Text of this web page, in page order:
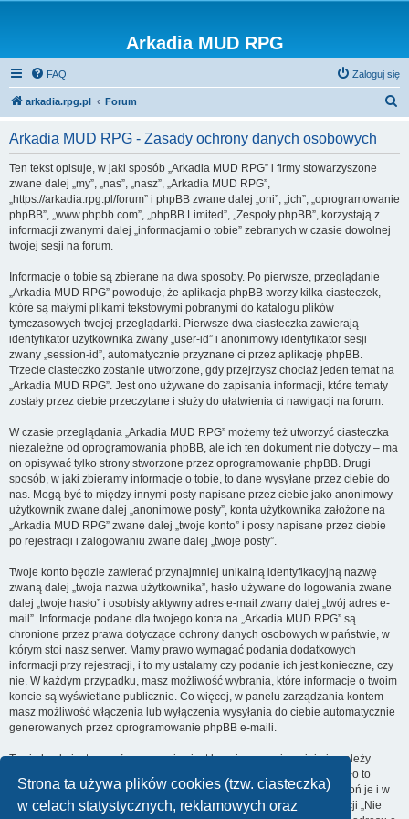
Strona ta używa plików cookies (tzw. ciasteczka)
w celach statystycznych, reklamowych oraz
Arkadia MUD RPG
FAQ Zaloguj się
arkadia.rpg.pl Forum
Arkadia MUD RPG - Zasady ochrony danych osobowych
Ten tekst opisuje, w jaki sposób „Arkadia MUD RPG” i firmy stowarzyszone
zwane dalej „my”, „nas”, „nasz”, „Arkadia MUD RPG”,
„https://arkadia.rpg.pl/forum” i phpBB zwane dalej „oni”, „ich”, „oprogramowanie
phpBB”, „www.phpbb.com”, „phpBB Limited”, „Zespoły phpBB”, korzystają z
informacji zwanymi dalej „informacjami o tobie” zebranych w czasie dowolnej
twojej sesji na forum.
Informacje o tobie są zbierane na dwa sposoby. Po pierwsze, przeglądanie
„Arkadia MUD RPG” powoduje, że aplikacja phpBB tworzy kilka ciasteczek,
które są małymi plikami tekstowymi pobranymi do katalogu plików
tymczasowych twojej przeglądarki. Pierwsze dwa ciasteczka zawierają
identyfikator użytkownika zwany „user-id” i anonimowy identyfikator sesji
zwany „session-id”, automatycznie przyznane ci przez aplikację phpBB.
Trzecie ciasteczko zostanie utworzone, gdy przejrzysz chociaż jeden temat na
„Arkadia MUD RPG”. Jest ono używane do zapisania informacji, które tematy
zostały przez ciebie przeczytane i służy do ułatwienia ci nawigacji na forum.
W czasie przeglądania „Arkadia MUD RPG” możemy też utworzyć ciasteczka
niezależne od oprogramowania phpBB, ale ich ten dokument nie dotyczy – ma
on opisywać tylko strony stworzone przez oprogramowanie phpBB. Drugi
sposób, w jaki zbieramy informacje o tobie, to dane wysyłane przez ciebie do
nas. Mogą być to między innymi posty napisane przez ciebie jako anonimowy
użytkownik zwane dalej „anonimowe posty”, konta użytkownika założone na
„Arkadia MUD RPG” zwane dalej „twoje konto” i posty napisane przez ciebie
po rejestracji i zalogowaniu zwane dalej „twoje posty”.
Twoje konto będzie zawierać przynajmniej unikalną identyfikacyjną nazwę
zwaną dalej „twoja nazwa użytkownika”, hasło używane do logowania zwane
dalej „twoje hasło” i osobisty aktywny adres e-mail zwany dalej „twój adres e-
mail”. Informacje podane dla twojego konta na „Arkadia MUD RPG” są
chronione przez prawa dotyczące ochrony danych osobowych w państwie, w
którym stoi nasz serwer. Mamy prawo wymagać podania dodatkowych
informacji przy rejestracji, i to my ustalamy czy podanie ich jest konieczne, czy
nie. W każdym przypadku, masz możliwość wybrania, które informacje o twoim
koncie są wyświetlane publicznie. Co więcej, w panelu zarządzania kontem
masz możliwość włączenia lub wyłączenia wysyłania do ciebie automatycznie
generowanych przez oprogramowanie phpBB e-maili.
Twoje hasło jest zaszyfrowane, więc jest bezpieczne, niemniej nie należy
używać tego samego hasła na różnych witrynach internetowych. Hasło to
umożliwia dostęp do twojego konta na „Arkadia MUD RPG”, więc chroń je i w
żadnym wypadku nie podawajnikomu . Jeśli je zapomnisz, użyj funkcji „Nie